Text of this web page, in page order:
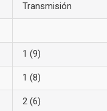
Transmisión
1 (9)
1 (8)
2 (6)